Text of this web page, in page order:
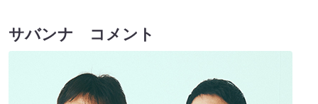
サバンナ コメント